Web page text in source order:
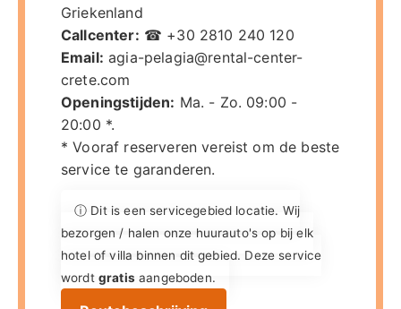
Griekenland
Callcenter: ☎ +30 2810 240 120
Email: agia-pelagia@rental-center-
crete.com
Openingstijden: Ma. - Zo. 09:00 -
20:00 *.
* Vooraf reserveren vereist om de beste
service te garanderen.
ⓘ Dit is een servicegebied locatie. Wij
bezorgen / halen onze huurauto's op bij elk
hotel of villa binnen dit gebied. Deze service
wordt gratis aangeboden.